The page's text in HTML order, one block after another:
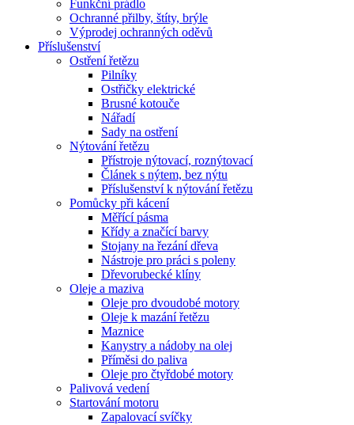
Funkční prádlo
Ochranné přilby, štíty, brýle
Výprodej ochranných oděvů
Příslušenství
Ostření řetězu
Pilníky
Ostřičky elektrické
Brusné kotouče
Nářadí
Sady na ostření
Nýtování řetězu
Přístroje nýtovací, roznýtovací
Článek s nýtem, bez nýtu
Příslušenství k nýtování řetězu
Pomůcky při kácení
Měřící pásma
Křídy a značící barvy
Stojany na řezání dřeva
Nástroje pro práci s poleny
Dřevorubecké klíny
Oleje a maziva
Oleje pro dvoudobé motory
Oleje k mazání řetězu
Maznice
Kanystry a nádoby na olej
Příměsi do paliva
Oleje pro čtyřdobé motory
Palivová vedení
Startování motoru
Zapalovací svíčky